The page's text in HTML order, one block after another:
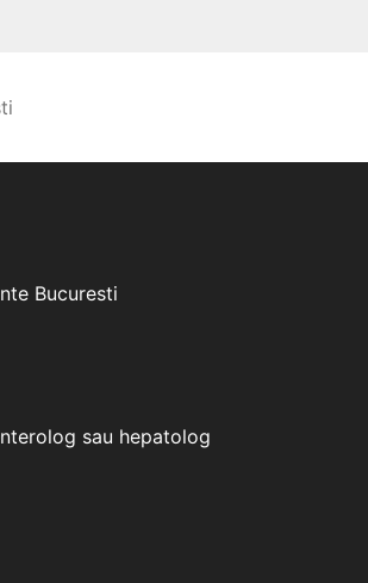
Bucuresti
sau hepatolog